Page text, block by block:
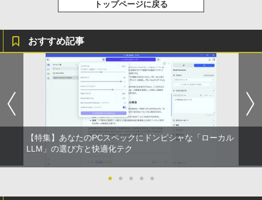
トップページに戻る
おすすめ記事
【特集】あなたのPCスペックにドンピシャな「ローカル
LLM」の選び方と快適化テク
● ● ● ● ●